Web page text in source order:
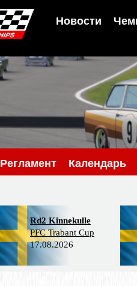
Новости
Регламент Календарь
Rd2 Kinnekulle
PFC Trabant Cup
17.08.2026